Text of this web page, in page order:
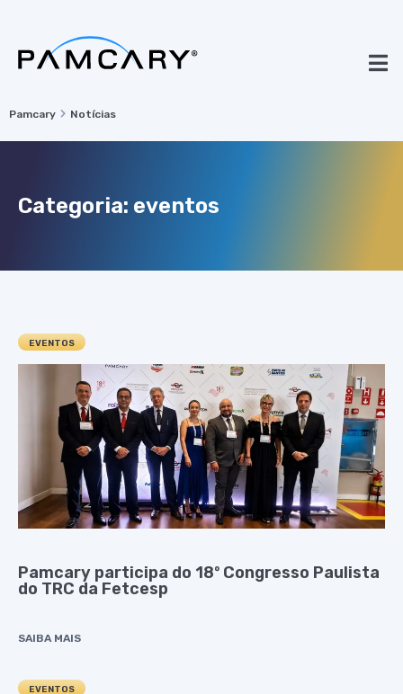
Pamcary Notícias
Categoria: eventos
EVENTOS
Pamcary participa do 18º Congresso Paulista
do TRC da Fetcesp
SAIBA MAIS
EVENTOS